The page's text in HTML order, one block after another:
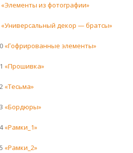
«Элементы из фотографии»
«Универсальный декор — братсы»
«Гофрированные элементы»
«Прошивка»
«Тесьма»
«Бордюры»
«Рамки_1»
«Рамки_2»